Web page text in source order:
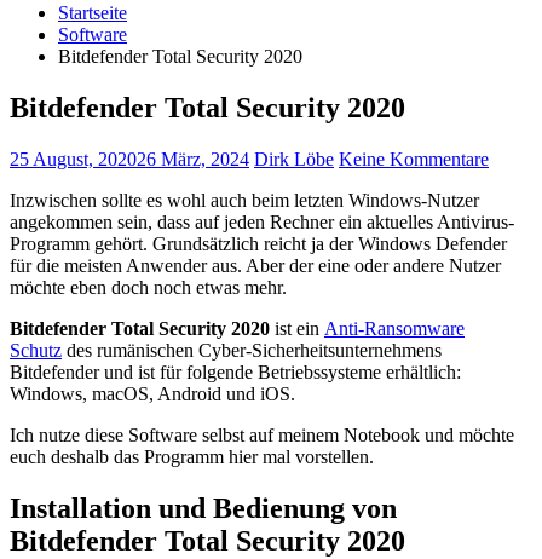
Startseite
Software
Bitdefender Total Security 2020
Bitdefender Total Security 2020
25 August, 202026 März, 2024 Dirk Löbe Keine Kommentare
Inzwischen sollte es wohl auch beim letzten Windows-Nutzer
angekommen sein, dass auf jeden Rechner ein aktuelles Antivirus-
Programm gehört. Grundsätzlich reicht ja der Windows Defender
für die meisten Anwender aus. Aber der eine oder andere Nutzer
möchte eben doch noch etwas mehr.
Bitdefender Total Security 2020 ist ein Anti-Ransomware
Schutz des rumänischen Cyber-Sicherheitsunternehmens
Bitdefender und ist für folgende Betriebssysteme erhältlich:
Windows, macOS, Android und iOS.
Ich nutze diese Software selbst auf meinem Notebook und möchte
euch deshalb das Programm hier mal vorstellen.
Installation und Bedienung von
Bitdefender Total Security 2020